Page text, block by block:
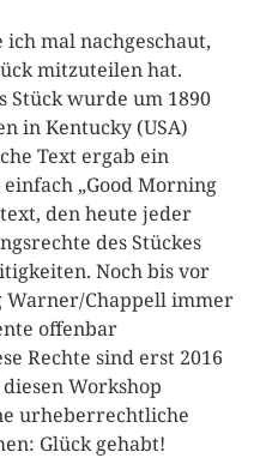
mal nachgeschaut,
mitzuteilen hat.
Stück wurde um 1890
in Kentucky (USA)
Text ergab ein
„Good Morning
den heute jeder
des Stückes
Noch bis vor
Chappell immer
offenbar
Rechte sind erst 2016
Workshop
urheberrechtliche
Glück gehabt!